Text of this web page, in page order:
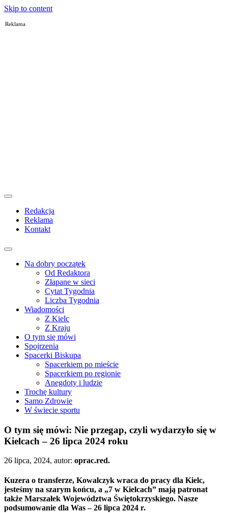
Skip to content
Reklama
Redakcja
Reklama
Kontakt
Na dobry początek
Od Redaktora
Złapane w sieci
Cytat Tygodnia
Liczba Tygodnia
Wiadomości
Z Kielc
Z Kraju
O tym się mówi
Spojrzenia
Spacerki Biskupa
Spacerkiem po mieście
Spacerkiem po regionie
Anegdoty i ludzie
Trochę kultury
Samo Zdrowie
W świecie sportu
O tym się mówi: Nie przegap, czyli wydarzyło się w
Kielcach – 26 lipca 2024 roku
26 lipca, 2024, autor: oprac.red.
Kuzera o transferze, Kowalczyk wraca do pracy dla Kielc,
jesteśmy na szarym końcu, a „7 w Kielcach” mają patronat
także Marszałek Województwa Świętokrzyskiego. Nasze
podsumowanie dla Was – 26 lipca 2024 r.